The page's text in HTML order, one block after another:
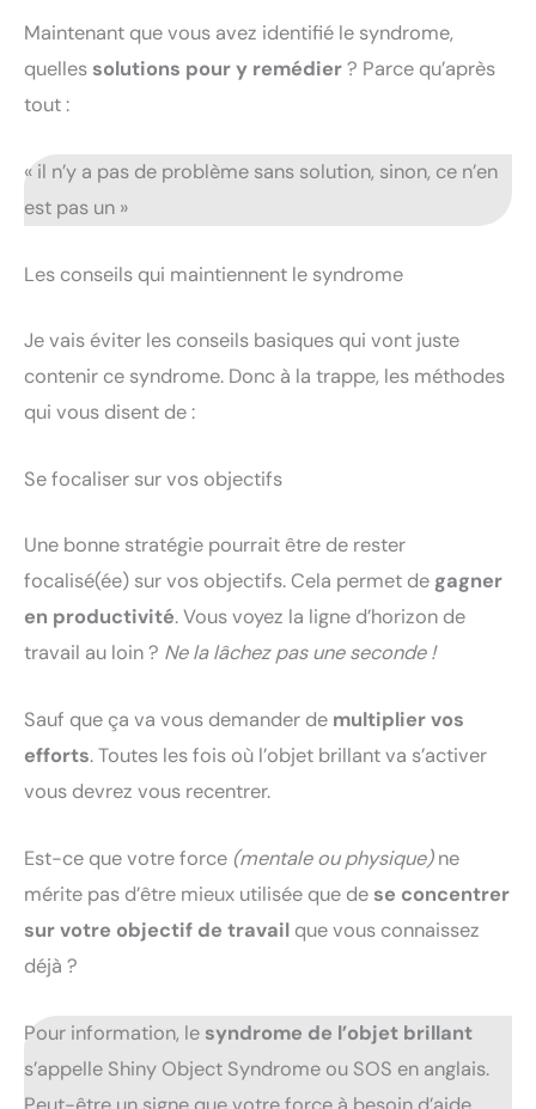
Maintenant que vous avez identifié le syndrome,
quelles solutions pour y remédier? Parce qu’après
tout :
« il n’y a pas de problème sans solution, sinon, ce n’en
est pas un »
Les conseils qui maintiennent le syndrome
Je vais éviter les conseils basiques qui vont juste
contenir ce syndrome. Donc à la trappe, les méthodes
qui vous disent de :
Se focaliser sur vos objectifs
Une bonne stratégie pourrait être de rester
focalisé(ée) sur vos objectifs. Cela permet de gagner
en productivité. Vous voyez la ligne d’horizon de
travail au loin ? Ne la lâchez pas une seconde !
Sauf que ça va vous demander de multiplier vos
efforts. Toutes les fois où l’objet brillant va s’activer
vous devrez vous recentrer.
Est-ce que votre force (mentale ou physique)ne
mérite pas d’être mieux utilisée que de se concentrer
sur votre objectif de travail que vous connaissez
déjà ?
Pour information, le syndrome de l’objet brillant
s’appelle Shiny Object Syndrome ou SOS en anglais.